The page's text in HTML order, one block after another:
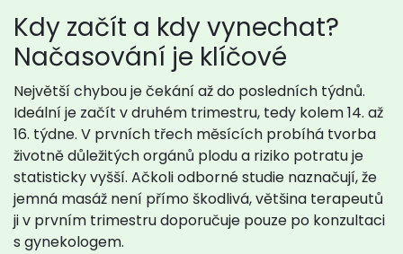
Kdy začít a kdy vynechat?
Načasování je klíčové
Největší chybou je čekání až do posledních týdnů.
Ideální je začít v druhém trimestru, tedy kolem 14. až
16. týdne. V prvních třech měsících probíhá tvorba
životně důležitých orgánů plodu a riziko potratu je
statisticky vyšší. Ačkoli odborné studie naznačují, že
jemná masáž není přímo škodlivá, většina terapeutů
ji v prvním trimestru doporučuje pouze po konzultaci
s gynekologem.